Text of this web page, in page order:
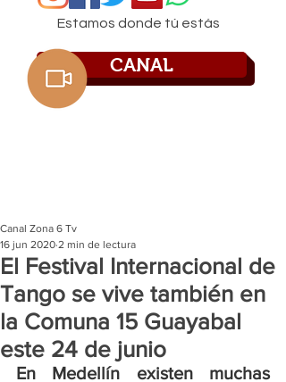
Estamos donde tú estás
CANAL
El Festival Internacional de
Tango se vive también en
la Comuna 15 Guayabal
este 24 de junio
Canal Zona 6 Tv
16 jun 2020 2 min de lectura
En Medellín existen muchas